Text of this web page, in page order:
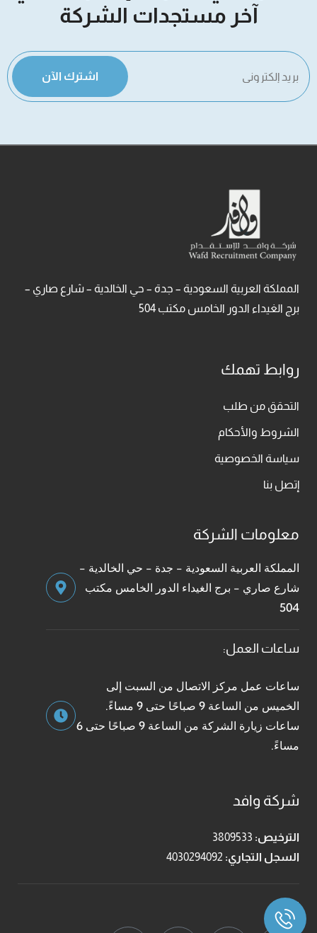
آخر مستجدات الشركة
اشترك الآن
المملكة العربية السعودية – جدة – حي الخالدية – شارع صاري –
برج الغيداء الدور الخامس مكتب 504
روابط تهمك
التحقق من طلب
الشروط والأحكام
سياسة الخصوصية
إتصل بنا
معلومات الشركة
المملكة العربية السعودية - جدة - حي الخالدية -
شارع صاري - برج الغيداء الدور الخامس مكتب
504
ساعات العمل:
ساعات عمل مركز الاتصال من السبت إلى
الخميس من الساعة 9 صباحًا حتى 9 مساءً.
ساعات زيارة الشركة من الساعة 9 صباحًا حتى 6
مساءً.
شركة وافد
الترخيص: 3809533
السجل التجاري: 4030294092
تابعنا: